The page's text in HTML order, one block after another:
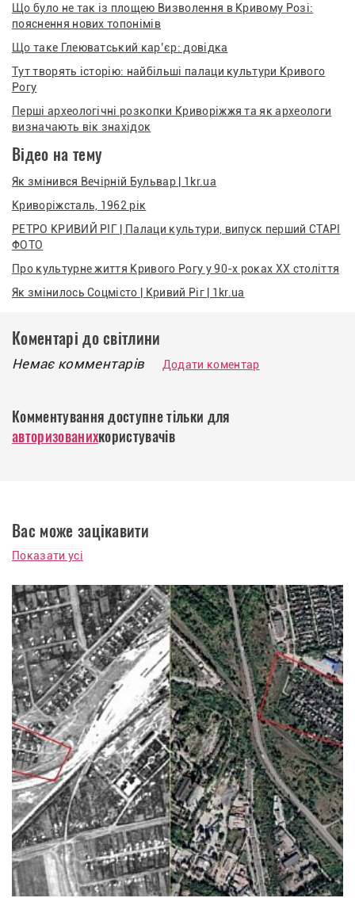
Що було не так із площею Визволення в Кривому Розі:
пояснення нових топонімів
Що таке Глеюватський кар’єр: довідка
Тут творять історію: найбільші палаци культури Кривого
Рогу
Перші археологічні розкопки Криворіжжя та як археологи
визначають вік знахідок
Відео на тему
Як змінився Вечірній Бульвар | 1kr.ua
Криворіжсталь, 1962 рік
РЕТРО КРИВИЙ РІГ | Палаци культури, випуск перший СТАРІ
ФОТО
Про культурне життя Кривого Рогу у 90-х роках XX століття
Як змінилось Соцмісто | Кривий Ріг | 1kr.ua
Коментарі до світлини
Немає комментарів Додати коментар
Комментування доступне тільки для
авторизованихкористувачів
Вас може зацікавити
Показати усі